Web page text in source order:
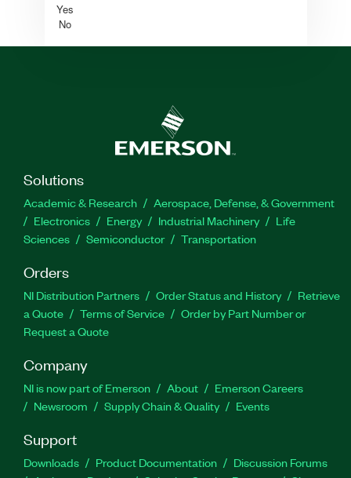
Yes
No
Solutions
Academic & Research
Aerospace, Defense, & Government
Electronics
Energy Industrial Machinery
Life
Sciences
Semiconductor Transportation
Orders
NI Distribution Partners Order Status and History
Retrieve
a Quote
Terms of Service
Order by Part Number or
Request a Quote
Company
NI is now part of Emerson About
Emerson Careers
Newsroom
Supply Chain & Quality Events
Support
Downloads Product Documentation
Discussion Forums